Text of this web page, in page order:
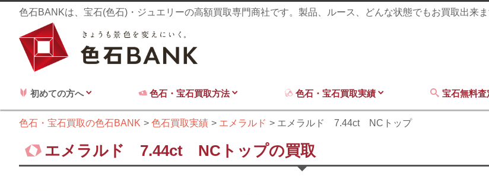
色石BANKは、宝石(色石)・ジュエリーの高額買取専門商社です。製品、ルース、どんな状態でもお買取出来ま
初めての方へ 色石・宝石買取方法 色石・宝石買取実績 宝石無料査
色石・宝石買取の色石BANK 色石買取実績 エメラルド エメラルド 7.44ct NCトップ
エメラルド 7.44ct NCトップの買取